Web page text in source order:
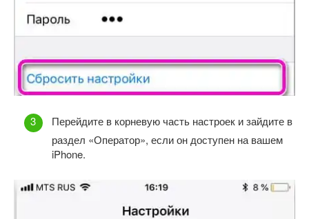
Перейдите в корневую часть настроек и зайдите в
раздел «Оператор», если он доступен на вашем
iPhone.